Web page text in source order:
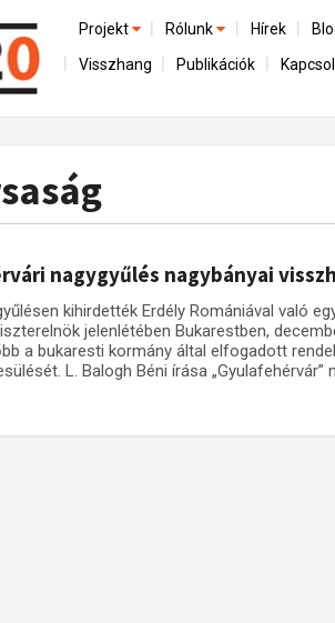
Projekt
Előzmények
Az összeomlás és a magyar
A békerendszer megszilárdulása
Utókor és emlékezet
Rólunk
A kutatócsoport
Hírek
Visszhang Publikációk
nagygyűlés nagybányai
kihirdették Erdély Romániával való
jelenlétében Bukarestben,
a bukaresti kormány által elfogadott
L. Balogh Béni írása „Gyulafehérvár”